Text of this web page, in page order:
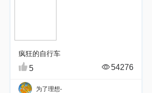
疯狂的自行车
5 54276
为了理想-